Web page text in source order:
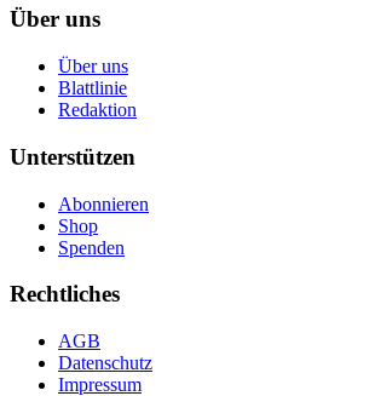
Über uns
Über uns
Blattlinie
Redaktion
Unterstützen
Abonnieren
Shop
Spenden
Rechtliches
AGB
Datenschutz
Impressum